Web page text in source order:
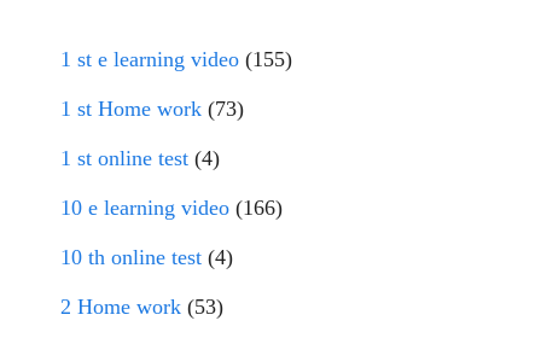
1 st e learning video (155)
1 st Home work (73)
1 st online test (4)
10 e learning video (166)
10 th online test (4)
2 Home work (53)